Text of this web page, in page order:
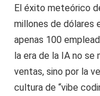
El éxito meteórico
millones de dólares
apenas 100
la era de la IA no se
ventas, sino por la
cultura de “vibe